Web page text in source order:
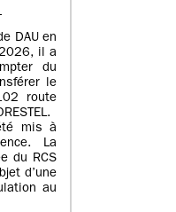
DAU en
il a
du
le
route
mis à
La
du RCS
d’une
au